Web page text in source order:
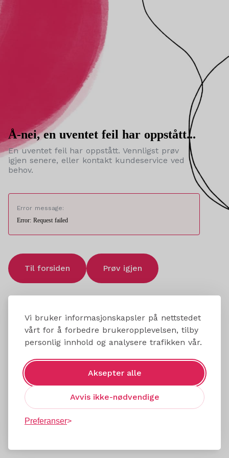
Vi bruker informasjonskapsler på nettstedet
vårt for å forbedre brukeropplevelsen, tilby
personlig innhold og analysere trafikken vår.
Aksepter alle
Avvis ikke-nødvendige
Preferanser
Å-nei, en uventet feil har oppstått...
En uventet feil har oppstått. Vennligst prøv
igjen senere, eller kontakt kundeservice ved
behov.
Error message:
Error: Request failed
Til forsiden Prøv igjen